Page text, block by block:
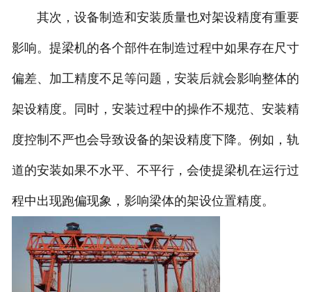
其次，设备制造和安装质量也对架设精度有重要
影响。提梁机的各个部件在制造过程中如果存在尺寸
偏差、加工精度不足等问题，安装后就会影响整体的
架设精度。同时，安装过程中的操作不规范、安装精
度控制不严也会导致设备的架设精度下降。例如，轨
道的安装如果不水平、不平行，会使提梁机在运行过
程中出现跑偏现象，影响梁体的架设位置精度。